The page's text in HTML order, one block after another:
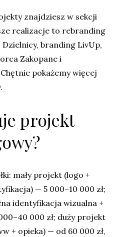
znajdziesz w sekcji
realizacje to rebranding
Dzielnicy, branding LivUp,
Zakopane i
pokażemy więcej
projekt
mały projekt (logo +
— 5 000–10 000 zł;
identyfikacja wizualna +
000 zł; duży projekt
+ opieka) — od 60 000 zł,